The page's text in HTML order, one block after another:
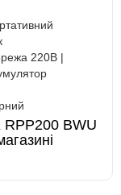
220В |
RPP200 BWU